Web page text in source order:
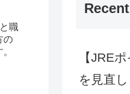
職
の
【JRE
を見直